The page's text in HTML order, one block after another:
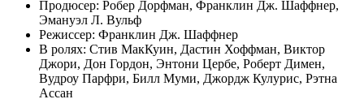
Продюсер: Робер Дорфман, Франклин Дж. Шаффнер,
Эмануэл Л. Вульф
Режиссер: Франклин Дж. Шаффнер
В ролях: Стив МакКуин, Дастин Хоффман, Виктор
Джори, Дон Гордон, Энтони Цербе, Роберт Димен,
Вудроу Парфри, Билл Муми, Джордж Кулурис, Рэтна
Ассан